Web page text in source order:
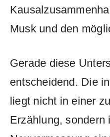
Musk und den
Gerade diese
entscheidend. Die
liegt nicht in einer
Erzählung, sondern